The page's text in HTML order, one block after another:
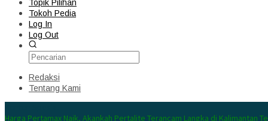
Topik Pilihan
Tokoh Pedia
Log In
Log Out
Redaksi
Tentang Kami
Harga Pertamax Naik, Akankah Pertalite Terancam Langka di Kalimantan